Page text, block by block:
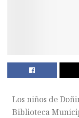
Los niños de
Biblioteca